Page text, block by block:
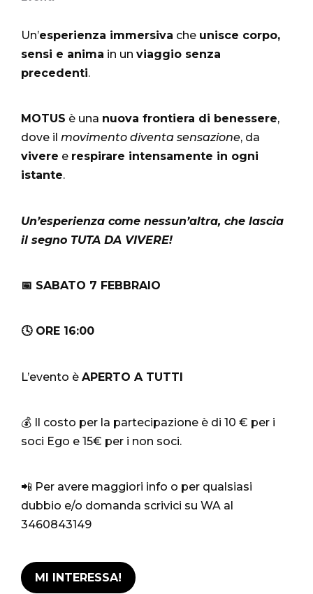
Un’esperienza immersiva che unisce corpo,
sensi e anima in un viaggio senza
precedenti.
MOTUS è una nuova frontiera di benessere,
dove il movimento diventa sensazione, da
vivere e respirare intensamente in ogni
istante.
Un’esperienza come nessun’altra, che lascia
il segno TUTA DA VIVERE!
📅 SABATO 7 FEBBRAIO
🕓 ORE 16:00
L’evento è APERTO A TUTTI
💰 Il costo per la partecipazione è di 10 € per i
soci Ego e 15€ per i non soci.
📲 Per avere maggiori info o per qualsiasi
dubbio e/o domanda scrivici su WA al
3460843149
MI INTERESSA!